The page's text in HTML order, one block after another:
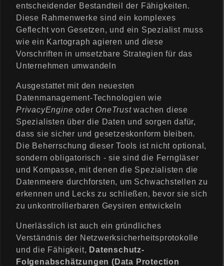
entscheidender Bestandteil der Fähigkeiten.
Diese Rahmenwerke sind ein komplexes
Geflecht von Gesetzen, und ein Spezialist muss
wie ein Kartograph agieren und diese
Vorschriften in umsetzbare Strategien für das
Unternehmen umwandeln
Ausgestattet mit den neuesten
Datenmanagement-Technologien wie
PrivacyEngine oder OneTrustwachen diese
Spezialisten über die Daten und sorgen dafür,
dass sie sicher und gesetzeskonform bleiben.
Die Beherrschung dieser Tools ist nicht optional,
sondern obligatorisch - sie sind die Ferngläser
und Kompasse, mit denen die Spezialisten die
Datenmeere durchforsten, um Schwachstellen zu
erkennen und Lecks zu schließen, bevor sie sich
zu unkontrollierbaren Geysiren entwickeln
Unerlässlich ist auch ein gründliches
Verständnis der Netzwerksicherheitsprotokolle
und die Fähigkeit, Datenschutz-
Folgenabschätzungen (Data Protection